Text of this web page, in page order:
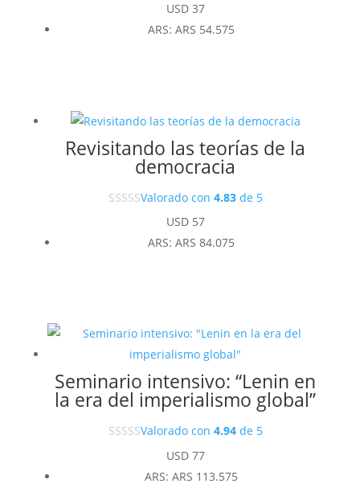
USD37
ARS: ARS 54.575
Revisitando las teorías de la
democracia
Valorado con 4.83de 5
USD57
ARS: ARS 84.075
Seminario intensivo: “Lenin en
la era del imperialismo global”
Valorado con 4.94de 5
USD77
ARS: ARS 113.575